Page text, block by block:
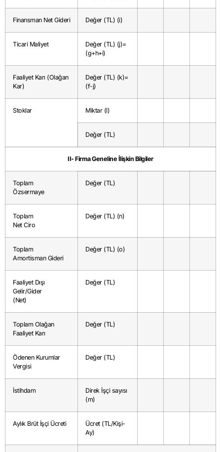
Finansman Net Gideri Değer (TL) (i)
Ticari Maliyet
Değer (TL) (j)=
(g+h+i)
Faaliyet Karı (Olağan
Kar)
Değer (TL) (k)=
(f-j)
Stoklar Miktar (l)
Değer (TL)
II- Firma Geneline İlişkin Bilgiler
Toplam
Özsermaye
Değer (TL)
Toplam
Net Ciro
Değer (TL) (n)
Toplam
Amortisman Gideri
Değer (TL) (o)
Faaliyet Dışı
Gelir/Gider
(Net)
Değer (TL)
Toplam Olağan
Faaliyet Karı
Değer (TL)
Ödenen Kurumlar
Vergisi
Değer (TL)
İstihdam
Direk İşçi sayısı
(m)
Aylık Brüt İşçi Ücreti
Ücret (TL/Kişi-
Ay)